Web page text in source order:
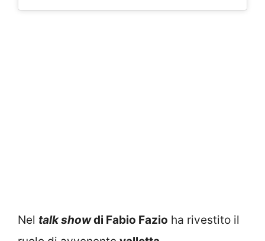
Nel talk showdi Fabio Fazio ha rivestito il